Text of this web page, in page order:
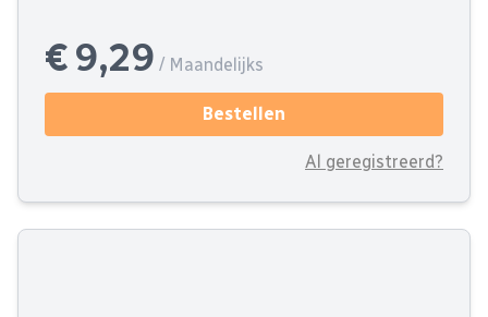
€ 9,29 / Maandelijks
Bestellen
Al geregistreerd?